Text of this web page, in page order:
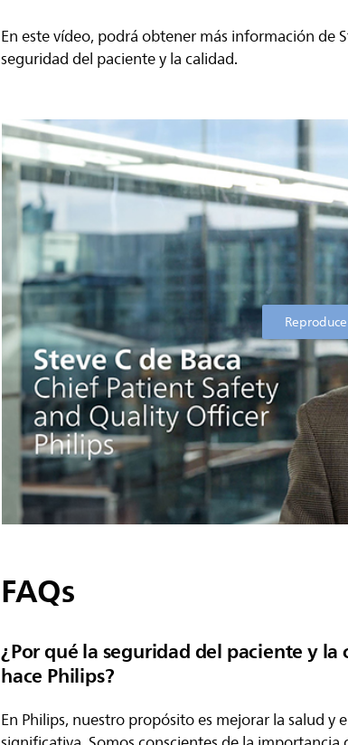
En este vídeo, podrá obtener más información de
seguridad del paciente y la calidad.
FAQs
¿Por qué la seguridad del paciente y
hace Philips?
En Philips, nuestro propósito es mejorar la salud